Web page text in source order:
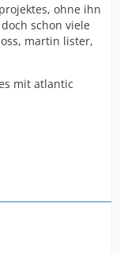
ohne ihn
schon viele
martin lister,
mit atlantic